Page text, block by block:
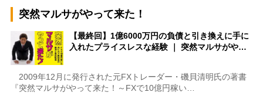
突然マルサがやって来た！
【最終回】1億6000万円の負債と引き換えに手に
入れたプライスレスな経験 ｜ 突然マルサがや…
2009年12月に発行された元FXトレーダー・磯貝清明氏の著書
『突然マルサがやって来た！～FXで10億円稼い…